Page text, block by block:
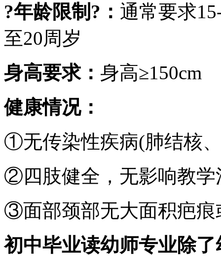
?年龄限制?： 通常要求
至20周岁
身高要求： 身高≥150cm
健康情况：
①无传染性疾病(肺结核
②四肢健全，无影响教学
③面部颈部无大面积疤痕
初中毕业读幼师专业除